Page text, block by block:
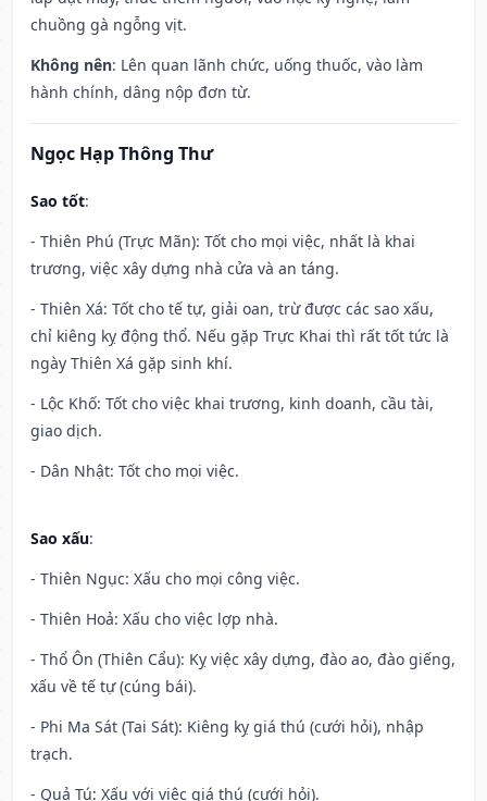
chuồng gà ngỗng vịt.
Không nên: Lên quan lãnh chức, uống thuốc, vào làm
hành chính, dâng nộp đơn từ.
Ngọc Hạp Thông Thư
Sao tốt:
- Thiên Phú (Trực Mãn): Tốt cho mọi việc, nhất là khai
trương, việc xây dựng nhà cửa và an táng.
- Thiên Xá: Tốt cho tế tự, giải oan, trừ được các sao xấu,
chỉ kiêng kỵ động thổ. Nếu gặp Trực Khai thì rất tốt tức là
ngày Thiên Xá gặp sinh khí.
- Lộc Khố: Tốt cho việc khai trương, kinh doanh, cầu tài,
giao dịch.
- Dân Nhật: Tốt cho mọi việc.
Sao xấu:
- Thiên Ngục: Xấu cho mọi công việc.
- Thiên Hoả: Xấu cho việc lợp nhà.
- Thổ Ôn (Thiên Cẩu): Kỵ việc xây dựng, đào ao, đào giếng,
xấu về tế tự (cúng bái).
- Phi Ma Sát (Tai Sát): Kiêng kỵ giá thú (cưới hỏi), nhập
trạch.
- Quả Tú: Xấu với việc giá thú (cưới hỏi).